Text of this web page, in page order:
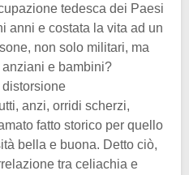
tedesca dei Paesi
anni e costata la vita ad un
non solo militari, ma
e bambini?
anzi, orridi scherzi,
fatto storico per quello
bella e buona. Detto ciò,
tra celiachia e